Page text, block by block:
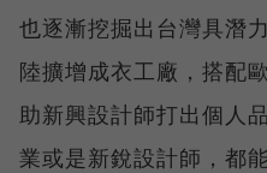
也逐漸挖掘出台灣具潛
陸擴增成衣工廠，搭配
助新興設計師打出個人
業或是新銳設計師，都